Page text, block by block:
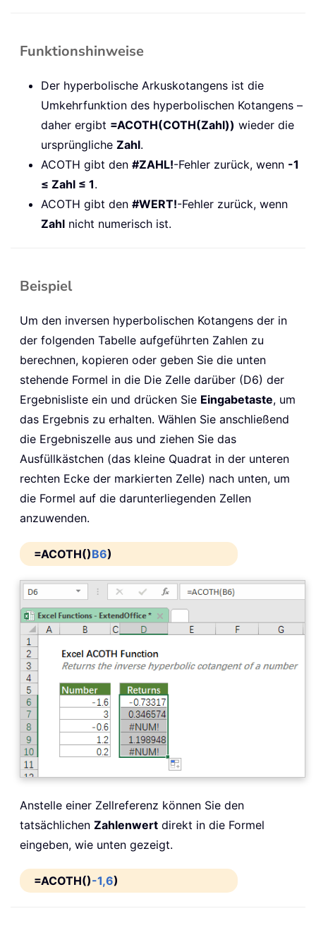
Funktionshinweise
Der hyperbolische Arkuskotangens ist die
Umkehrfunktion des hyperbolischen Kotangens –
daher ergibt =ACOTH(COTH(Zahl)) wieder die
ursprüngliche Zahl.
ACOTH gibt den #ZAHL!-Fehler zurück, wenn -1
≤ Zahl ≤ 1.
ACOTH gibt den #WERT!-Fehler zurück, wenn
Zahl nicht numerisch ist.
Beispiel
Um den inversen hyperbolischen Kotangens der in
der folgenden Tabelle aufgeführten Zahlen zu
berechnen, kopieren oder geben Sie die unten
stehende Formel in die Die Zelle darüber (D6) der
Ergebnisliste ein und drücken Sie Eingabetaste, um
das Ergebnis zu erhalten. Wählen Sie anschließend
die Ergebniszelle aus und ziehen Sie das
Ausfüllkästchen (das kleine Quadrat in der unteren
rechten Ecke der markierten Zelle) nach unten, um
die Formel auf die darunterliegenden Zellen
anzuwenden.
=ACOTH()B6)
Anstelle einer Zellreferenz können Sie den
tatsächlichen Zahlenwert direkt in die Formel
eingeben, wie unten gezeigt.
=ACOTH()-1,6)